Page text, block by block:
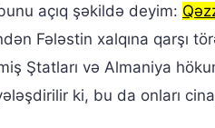
açıq şəkildə deyim:
Fələstin xalqına qarşı
Ştatları və Almaniya
ki, bu da onları